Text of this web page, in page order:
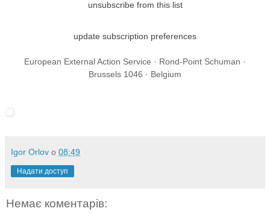
unsubscribe from this list
update subscription preferences
European External Action Service · Rond-Point Schuman ·
Brussels 1046 · Belgium
Igor Orlov о 08:49
Надати доступ
Немає коментарів: